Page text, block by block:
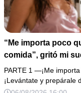
“Me importa poco
comida”, gritó mi
mi cama. Mi
perfume de su
Pero yo ya tenía 3
PARTE 1 —¡Me
¡Levántate y prepárale